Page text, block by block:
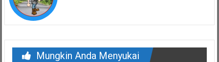
Mungkin Anda Menyukai